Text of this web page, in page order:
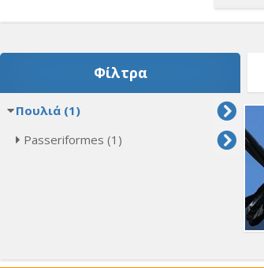
Φίλτρα
Πουλιά (1)
Passeriformes (1)